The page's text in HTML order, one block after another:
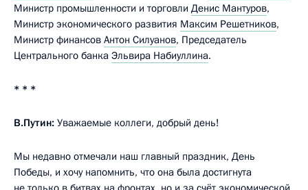
Министр промышленности и торговли Денис Мантуров,
Министр экономического развития Максим Решетников,
Министр финансов Антон Силуанов, Председатель
Центрального банка Эльвира Набиуллина.
* * *
В.Путин: Уважаемые коллеги, добрый день!
Мы недавно отмечали наш главный праздник, День
Победы, и хочу напомнить, что она была достигнута